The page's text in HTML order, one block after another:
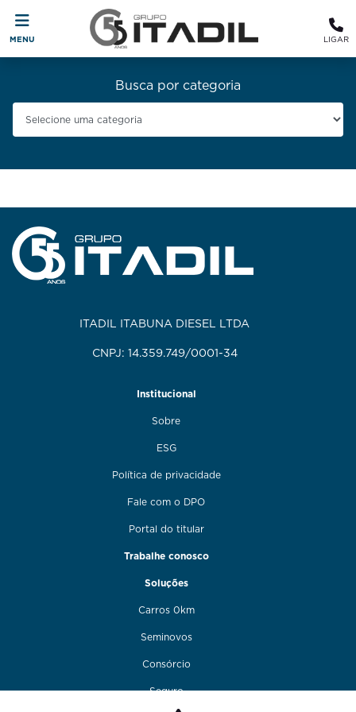
MENU LIGAR
Busca por categoria
ITADIL ITABUNA DIESEL LTDA
CNPJ: 14.359.749/0001-34
Institucional
Sobre
ESG
Política de privacidade
Fale com o DPO
Portal do titular
Trabalhe conosco
Soluções
Carros 0km
Seminovos
Consórcio
Seguro